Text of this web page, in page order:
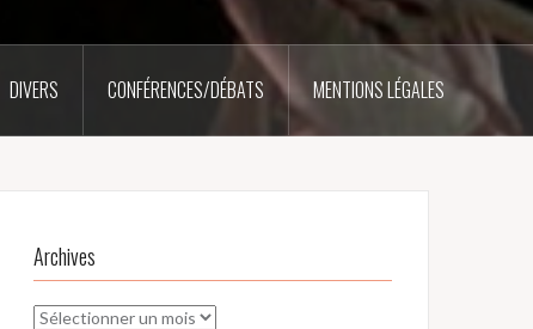
DIVERS CONFÉRENCES/DÉBATS MENTIONS LÉGALES
Archives
Archives